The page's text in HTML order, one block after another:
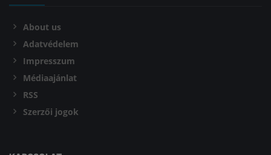
About us
Adatvédelem
Impresszum
Médiaajánlat
RSS
Szerzői jogok